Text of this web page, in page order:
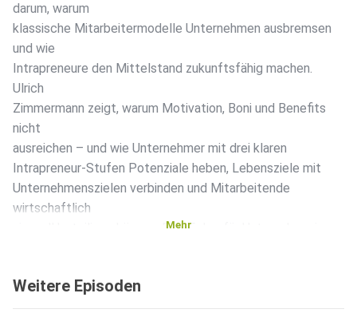
darum, warum
klassische Mitarbeitermodelle Unternehmen ausbremsen
und wie
Intrapreneure den Mittelstand zukunftsfähig machen.
Ulrich
Zimmermann zeigt, warum Motivation, Boni und Benefits
nicht
ausreichen – und wie Unternehmer mit drei klaren
Intrapreneur-Stufen Potenziale heben, Lebensziele mit
Unternehmenszielen verbinden und Mitarbeitende
wirtschaftlich
sinnvoll beteiligen können. Eine Folge für Unternehmerinnen
verschenken – und
Mehr
Weitere Episoden